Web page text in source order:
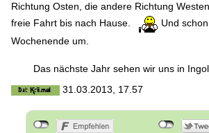
Richtung Osten, die andere Richtung
freie Fahrt bis nach Hause.
Und
Wochenende um.
Das nächste Jahr sehen wir uns in
31.03.2013, 17.57